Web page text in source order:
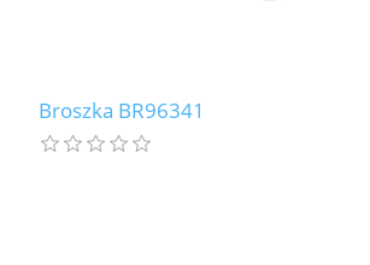
Broszka BR96341